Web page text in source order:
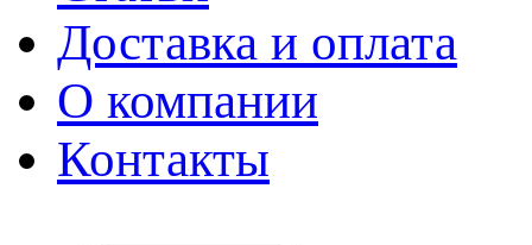
Доставка и оплата
О компании
Контакты